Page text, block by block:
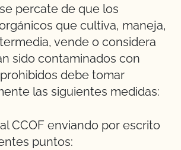
percate de que los
que cultiva, maneja,
vende o considera
sido contaminados con
debe tomar
las siguientes medidas:
CCOF enviando por escrito
puntos: